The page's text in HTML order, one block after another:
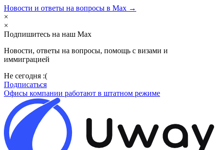
Новости и ответы на вопросы в Max →
×
×
Подпишитесь на наш Max
Новости, ответы на вопросы, помощь с визами и
иммиграцией
Не сегодня :(
Подписаться
Офисы компании работают в штатном режиме